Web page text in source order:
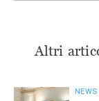
Altri
NEWS